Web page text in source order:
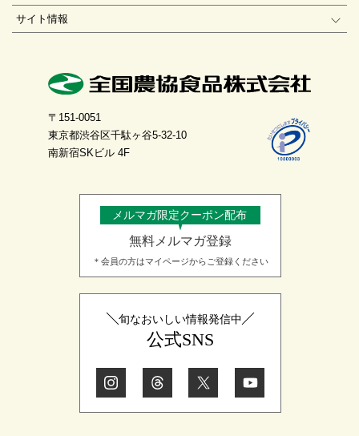
サイト情報
〒151-0051
東京都渋谷区千駄ヶ谷5-32-10
南新宿SKビル 4F
メルマガ限定クーポン配布
無料メルマガ登録
＊会員の方はマイページからご登録ください
旬なおいしい情報発信中
公式SNS